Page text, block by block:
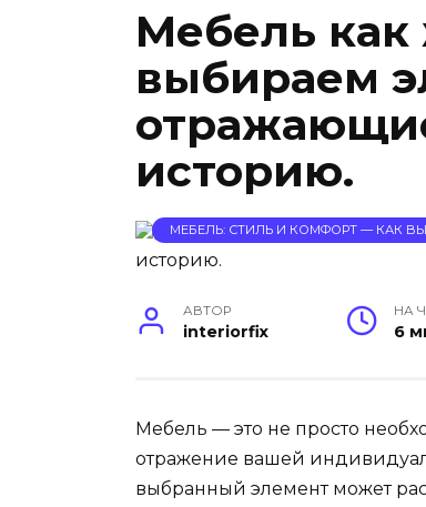
Мебель
выбираем
историю.
МЕБЕЛЬ: СТИЛЬ И КОМФОРТ — КАК
АВТОР
interiorfix
НА
6
Мебель — это не просто
отражение вашей
выбранный элемент может